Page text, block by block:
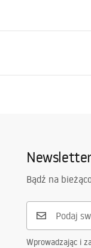
Bądź na
Wprowadzając i